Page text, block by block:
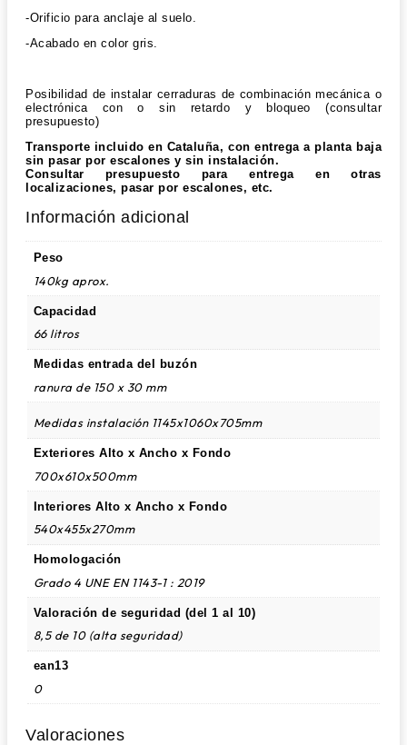
-Orificio para anclaje al suelo.
-Acabado en color gris.
Posibilidad de instalar cerraduras de combinación mecánica o
electrónica con o sin retardo y bloqueo (consultar
presupuesto)
Transporte incluido en Cataluña, con entrega a planta baja
sin pasar por escalones y sin instalación.
Consultar presupuesto para entrega en otras
localizaciones, pasar por escalones, etc.
Información adicional
Peso
140kg aprox.
Capacidad
66 litros
Medidas entrada del buzón
ranura de 150 x 30 mm
Medidas instalación 1145x1060x705mm
Exteriores Alto x Ancho x Fondo
700x610x500mm
Interiores Alto x Ancho x Fondo
540x455x270mm
Homologación
Grado 4 UNE EN 1143-1 : 2019
Valoración de seguridad (del 1 al 10)
8,5 de 10 (alta seguridad)
ean13
0
Valoraciones